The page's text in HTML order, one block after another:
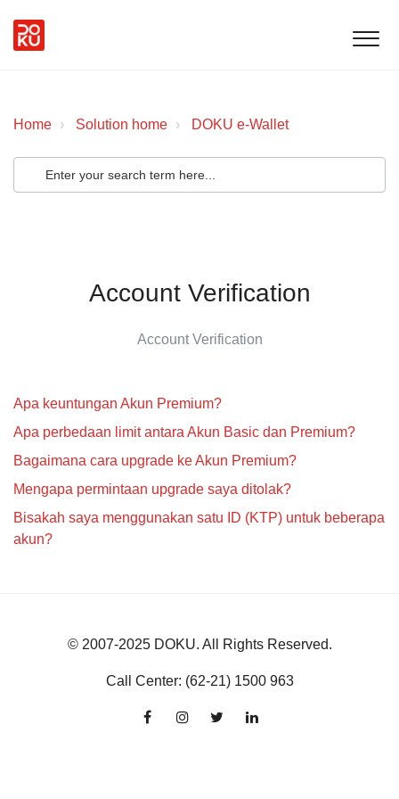
Home Solution home DOKU e-Wallet
Account Verification
Account Verification
Apa keuntungan Akun Premium?
Apa perbedaan limit antara Akun Basic dan Premium?
Bagaimana cara upgrade ke Akun Premium?
Mengapa permintaan upgrade saya ditolak?
Bisakah saya menggunakan satu ID (KTP) untuk beberapa
akun?
© 2007-2025 DOKU. All Rights Reserved.
Call Center: (62-21) 1500 963